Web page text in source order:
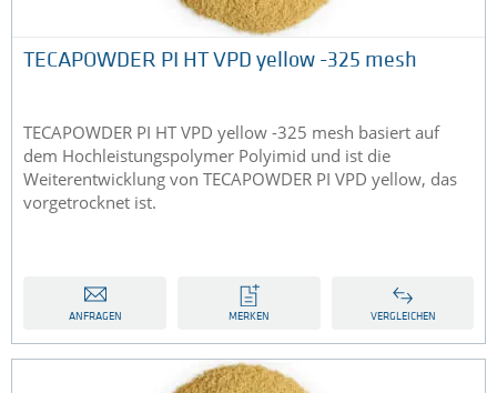
TECAPOWDER PI HT VPD yellow -325 mesh
TECAPOWDER PI HT VPD yellow -325 mesh basiert auf
dem Hochleistungspolymer Polyimid und ist die
Weiterentwicklung von TECAPOWDER PI VPD yellow, das
vorgetrocknet ist.
ANFRAGEN MERKEN VERGLEICHEN